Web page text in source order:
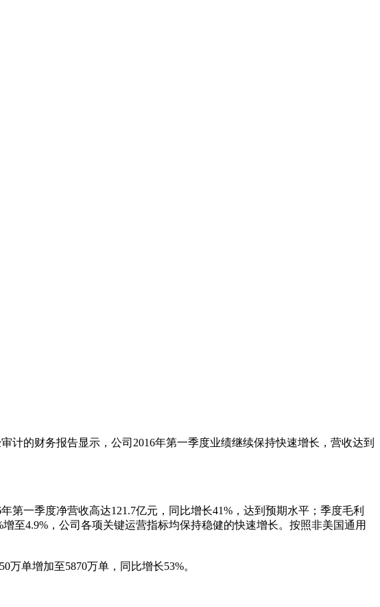
计的财务报告显示，公司2016年第一季度业绩继续保持快速增长，营收达到
一季度净营收高达121.7亿元，同比增长41%，达到预期水平；季度毛利
至4.9%，公司各项关键运营指标均保持稳健的快速增长。按照非美国通用
单增加至5870万单，同比增长53%。